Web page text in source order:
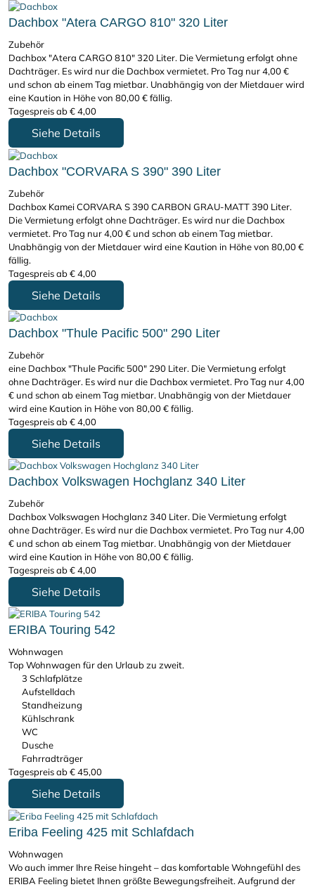
Dachbox "Atera CARGO 810" 320 Liter
Zubehör
Dachbox "Atera CARGO 810" 320 Liter. Die Vermietung erfolgt ohne
Dachträger. Es wird nur die Dachbox vermietet. Pro Tag nur 4,00 €
und schon ab einem Tag mietbar. Unabhängig von der Mietdauer wird
eine Kaution in Höhe von 80,00 € fällig.
Tagespreis ab€4,00
Siehe Details
Dachbox "CORVARA S 390" 390 Liter
Zubehör
Dachbox Kamei CORVARA S 390 CARBON GRAU-MATT 390 Liter.
Die Vermietung erfolgt ohne Dachträger. Es wird nur die Dachbox
vermietet. Pro Tag nur 4,00 € und schon ab einem Tag mietbar.
Unabhängig von der Mietdauer wird eine Kaution in Höhe von 80,00 €
fällig.
Tagespreis ab€4,00
Siehe Details
Dachbox "Thule Pacific 500" 290 Liter
Zubehör
eine Dachbox "Thule Pacific 500" 290 Liter. Die Vermietung erfolgt
ohne Dachträger. Es wird nur die Dachbox vermietet. Pro Tag nur 4,00
€ und schon ab einem Tag mietbar. Unabhängig von der Mietdauer
wird eine Kaution in Höhe von 80,00 € fällig.
Tagespreis ab€4,00
Siehe Details
Dachbox Volkswagen Hochglanz 340 Liter
Zubehör
Dachbox Volkswagen Hochglanz 340 Liter. Die Vermietung erfolgt
ohne Dachträger. Es wird nur die Dachbox vermietet. Pro Tag nur 4,00
€ und schon ab einem Tag mietbar. Unabhängig von der Mietdauer
wird eine Kaution in Höhe von 80,00 € fällig.
Tagespreis ab€4,00
Siehe Details
ERIBA Touring 542
Wohnwagen
Top Wohnwagen für den Urlaub zu zweit.
3 Schlafplätze
Aufstelldach
Standheizung
Kühlschrank
WC
Dusche
Fahrradträger
Tagespreis ab€45,00
Siehe Details
Eriba Feeling 425 mit Schlafdach
Wohnwagen
Wo auch immer Ihre Reise hingeht – das komfortable Wohngefühl des
ERIBA Feeling bietet Ihnen größte Bewegungsfreiheit. Aufgrund der